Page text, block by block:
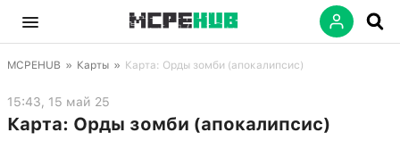
MCPEHUB » Карты » Карта: Орды зомби (апокалипсис)
15:43, 15 май 25
Карта: Орды зомби (апокалипсис)